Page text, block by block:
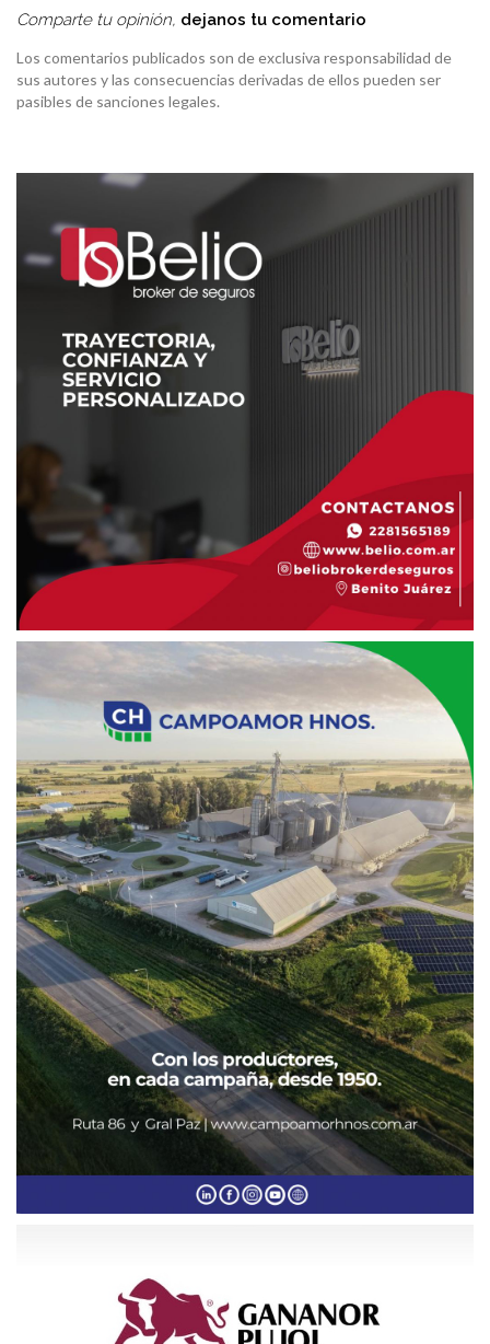
Comparte tu opinión, dejanos tu comentario
Los comentarios publicados son de exclusiva responsabilidad de
sus autores y las consecuencias derivadas de ellos pueden ser
pasibles de sanciones legales.